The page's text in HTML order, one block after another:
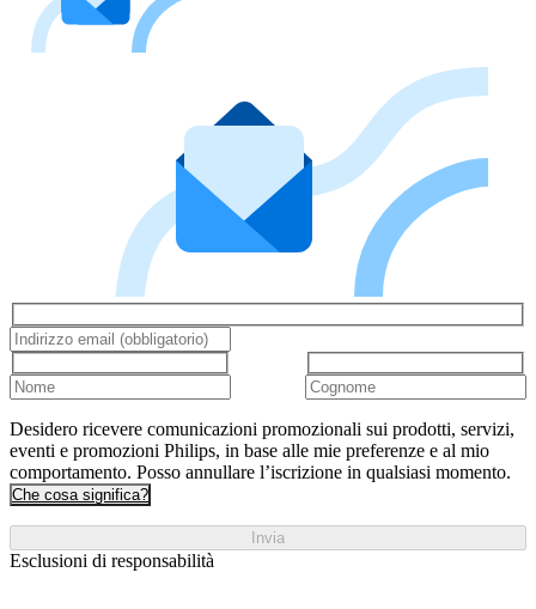
Desidero ricevere comunicazioni promozionali sui prodotti, servizi,
eventi e promozioni Philips, in base alle mie preferenze e al mio
comportamento. Posso annullare l’iscrizione in qualsiasi momento.
Che cosa significa?
Invia
Esclusioni di responsabilità